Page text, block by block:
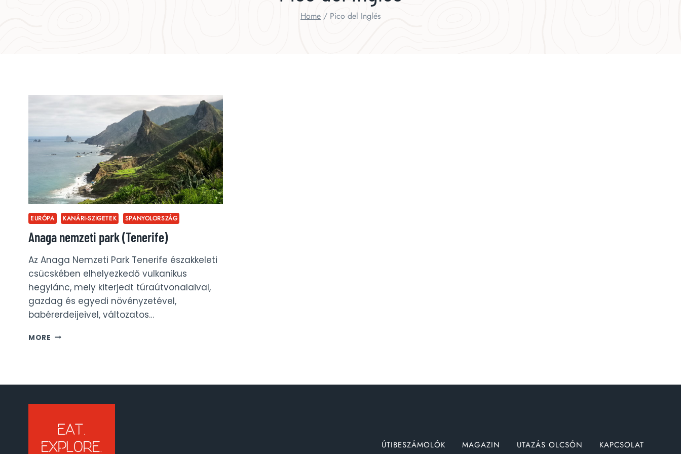
Home / Pico del Inglés
EURÓPA KANÁRI-SZIGETEK SPANYOLORSZÁG
Anaga nemzeti park (Tenerife)
Az Anaga Nemzeti Park Tenerife északkeleti
csücskében elhelyezkedő vulkanikus
hegylánc, mely kiterjedt túraútvonalaival,
gazdag és egyedi növényzetével,
babérerdeijeivel, változatos…
MORE ANAGA
ÚTIBESZÁMOLÓK MAGAZIN UTAZÁS OLCSÓN KAPCSOLAT